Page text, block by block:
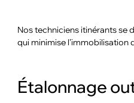
Nos techniciens itinérants se
qui minimise
Étalonnage